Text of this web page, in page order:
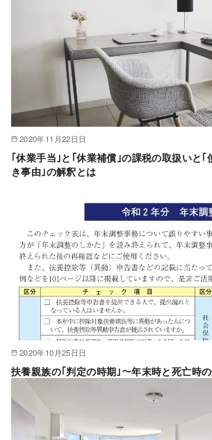
2020年11月22日日
｢休業手当｣と｢休業補償｣の課税の取扱いと
き事由｣の解釈とは
2020年10月25日日
扶養親族の｢判定の時期｣～年末時と死亡時